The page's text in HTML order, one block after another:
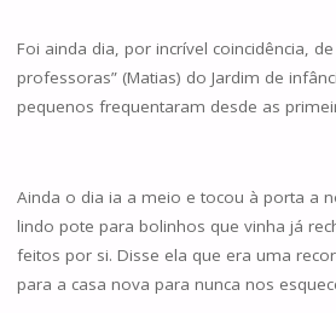
Foi ainda dia, por incrível coincidência,
professoras” (Matias) do Jardim de
pequenos frequentaram desde as
Ainda o dia ia a meio e tocou à porta a
lindo pote para bolinhos que vinha já
feitos por si. Disse ela que era uma
para a casa nova para nunca nos